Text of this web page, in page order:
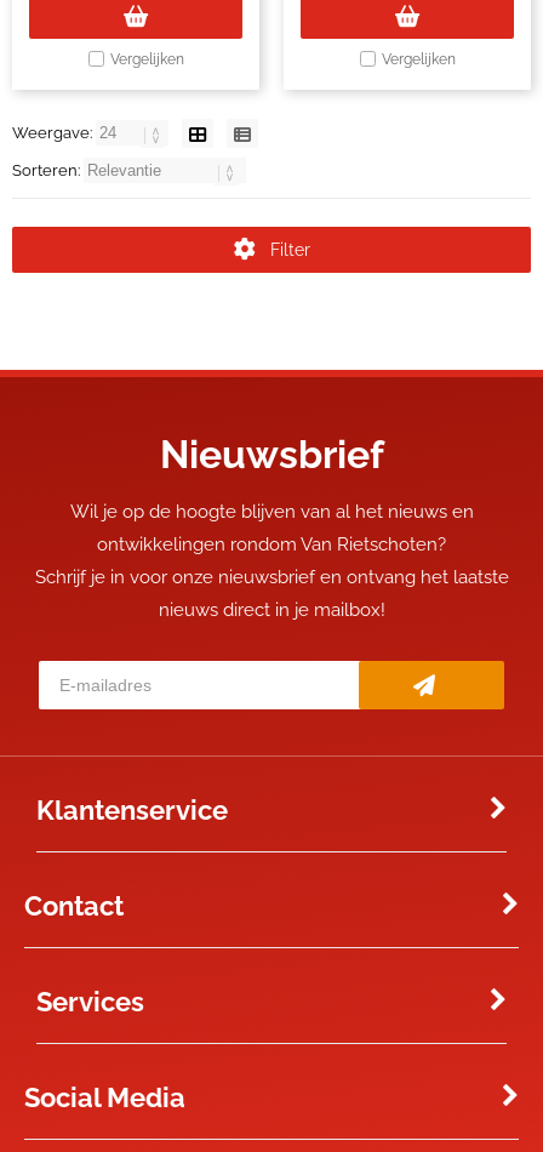
Vergelijken Vergelijken
Weergave:
Sorteren:
Filter
Nieuwsbrief
Wil je op de hoogte blijven van al het nieuws en
ontwikkelingen rondom Van Rietschoten?
Schrijf je in voor onze nieuwsbrief en ontvang het laatste
nieuws direct in je mailbox!
Klantenservice
Contact
Services
Social Media